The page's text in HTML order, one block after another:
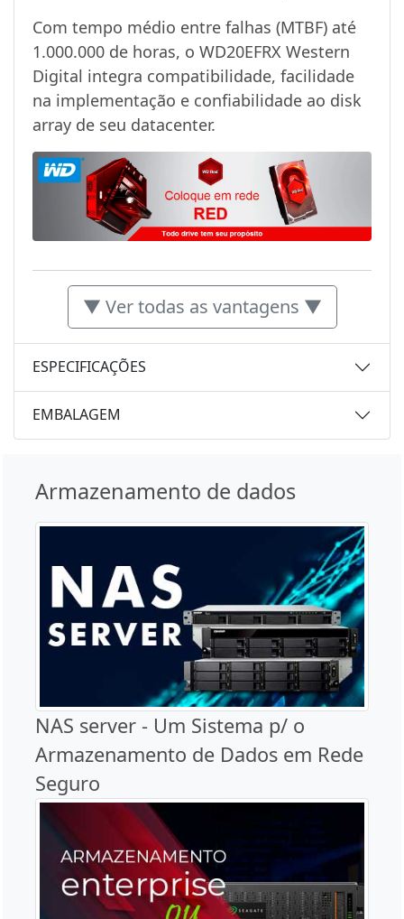
Com tempo médio entre falhas (MTBF) até
1.000.000 de horas, o WD20EFRX Western
Digital integra compatibilidade, facilidade
na implementação e confiabilidade ao disk
array de seu datacenter.
▼ Ver todas as vantagens ▼
ESPECIFICAÇÕES
EMBALAGEM
Armazenamento de dados
NAS server - Um Sistema p/ o
Armazenamento de Dados em Rede
Seguro